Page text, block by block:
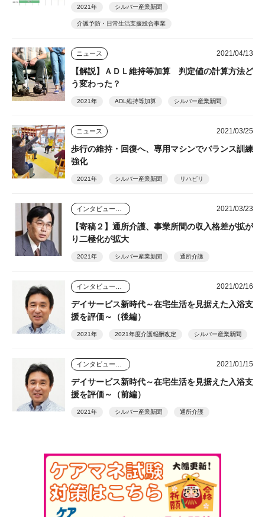
2021年 シルバー産業新聞
介護予防・日常生活支援総合事業
ニュース 2021/04/13
【解説】ＡＤＬ維持等加算 判定値の計算方法ど
う変わった？
2021年 ADL維持等加算 シルバー産業新聞
ニュース 2021/03/25
歩行の維持・回復へ、専用マシンでバランス訓練
強化
2021年 シルバー産業新聞 リハビリ
2021/03/23
【寄稿２】通所介護、事業所間の収入格差が拡が
り二極化が拡大
2021年 シルバー産業新聞 通所介護
2021/02/16
デイサービス新時代～在宅生活を見据えた入浴支
援を評価～（後編）
2021年 2021年度介護報酬改定 シルバー産業新聞
2021/01/15
デイサービス新時代～在宅生活を見据えた入浴支
援を評価～（前編）
2021年 シルバー産業新聞 通所介護